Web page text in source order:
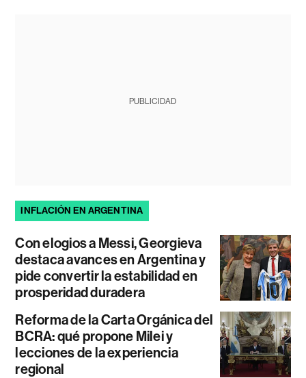
PUBLICIDAD
INFLACIÓN EN ARGENTINA
Con elogios a Messi, Georgieva
destaca avances en Argentina y
pide convertir la estabilidad en
prosperidad duradera
Reforma de la Carta Orgánica del
BCRA: qué propone Milei y
lecciones de la experiencia
regional